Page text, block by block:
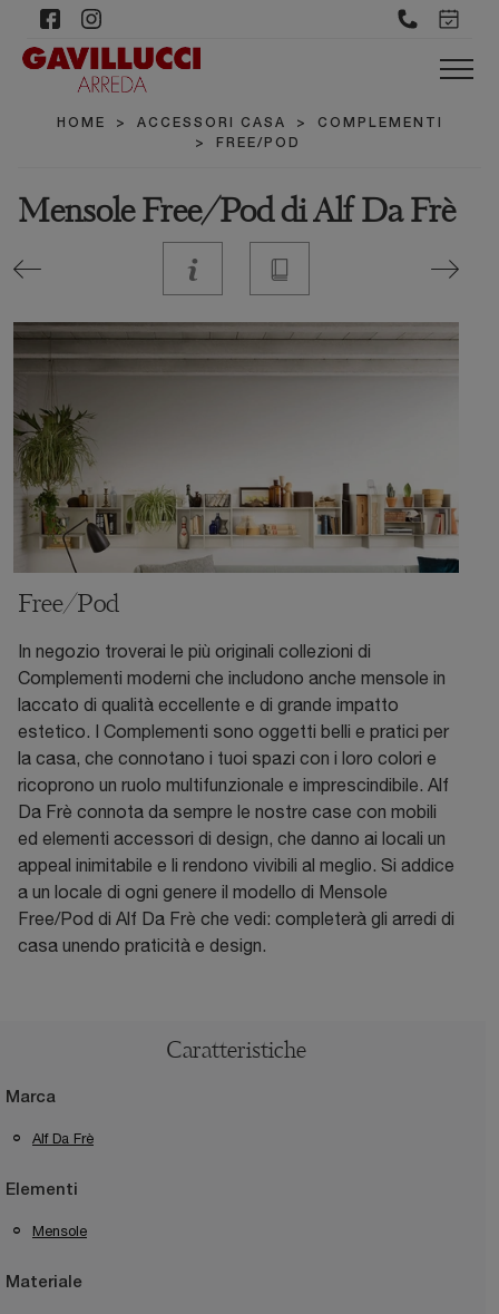
HOME > ACCESSORI CASA >
COMPLEMENTI
>
FREE/POD
Mensole Free/Pod di Alf Da Frè
Free/Pod
In negozio troverai le più originali collezioni di
Complementi moderni che includono anche mensole in
laccato di qualità eccellente e di grande impatto
estetico. I Complementi sono oggetti belli e pratici per
la casa, che connotano i tuoi spazi con i loro colori e
ricoprono un ruolo multifunzionale e imprescindibile. Alf
Da Frè connota da sempre le nostre case con mobili
ed elementi accessori di design, che danno ai locali un
appeal inimitabile e li rendono vivibili al meglio. Si addice
a un locale di ogni genere il modello di Mensole
Free/Pod di Alf Da Frè che vedi: completerà gli arredi di
casa unendo praticità e design.
Caratteristiche
Marca
Alf Da Frè
Elementi
Mensole
Materiale